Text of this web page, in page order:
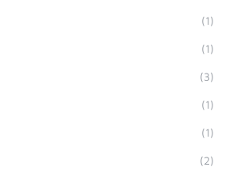
(1)
(1)
(3)
(1)
(1)
(2)